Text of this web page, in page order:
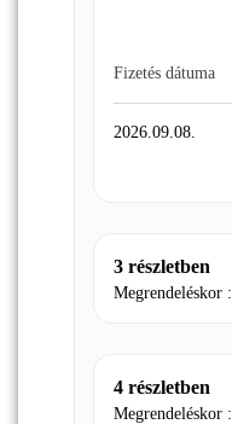
Fizetés dátuma
2026.09.08.
3 részletben
Megrendeléskor :
4 részletben
Megrendeléskor :